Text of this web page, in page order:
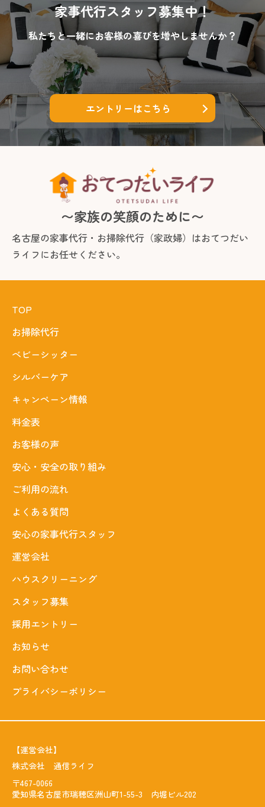
家事代行スタッフ募集中！
私たちと一緒にお客様の喜びを増やしませんか？
エントリーはこちら
〜家族の笑顔のために〜
名古屋の家事代行・お掃除代行（家政婦）はおてつだい
ライフにお任せください。
TOP
お掃除代行
ベビーシッター
シルバーケア
キャンペーン情報
料金表
お客様の声
安心・安全の取り組み
ご利用の流れ
よくある質問
安心の家事代行スタッフ
運営会社
ハウスクリーニング
スタッフ募集
採用エントリー
お知らせ
お問い合わせ
プライバシーポリシー
【運営会社】
株式会社 通信ライフ
〒467-0066
愛知県名古屋市瑞穂区洲山町1-55-3 内堀ビル202